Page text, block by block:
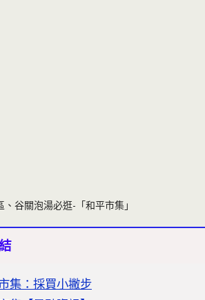
谷關泡湯必逛-「和平市集」
集：採買小撇步